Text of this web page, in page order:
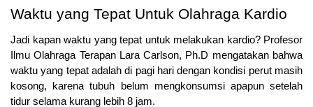
Waktu yang Tepat Untuk Olahraga Kardio
Jadi kapan waktu yang tepat untuk melakukan kardio? Profesor
Ilmu Olahraga Terapan Lara Carlson, Ph.D mengatakan bahwa
waktu yang tepat adalah di pagi hari dengan kondisi perut masih
kosong, karena tubuh belum mengkonsumsi apapun setelah
tidur selama kurang lebih 8 jam.